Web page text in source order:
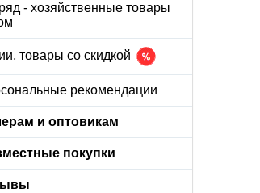
- хозяйственные товары
товары со скидкой
рекомендации
и оптовикам
покупки